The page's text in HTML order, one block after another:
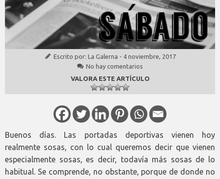
Escrito por: La Galerna - 4 noviembre, 2017
No hay comentarios
VALORA ESTE ARTÍCULO
Buenos días. Las portadas deportivas vienen hoy
realmente sosas, con lo cual queremos decir que vienen
especialmente sosas, es decir, todavía más sosas de lo
habitual. Se comprende, no obstante, porque de donde no